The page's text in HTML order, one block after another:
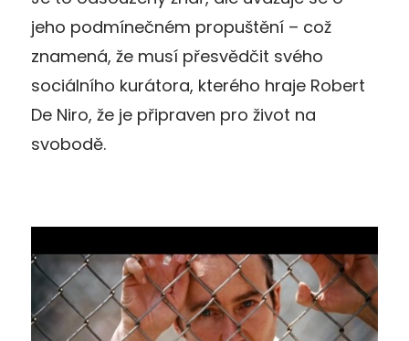
jeho podmínečném propuštění – což
znamená, že musí přesvědčit svého
sociálního kurátora, kterého hraje Robert
De Niro, že je připraven pro život na
svobodě.